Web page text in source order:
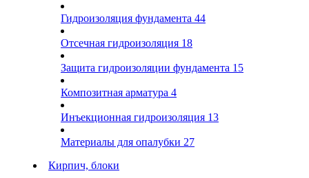
Гидроизоляция фундамента 44
Отсечная гидроизоляция 18
Защита гидроизоляции фундамента 15
Композитная арматура 4
Инъекционная гидроизоляция 13
Материалы для опалубки 27
Кирпич, блоки